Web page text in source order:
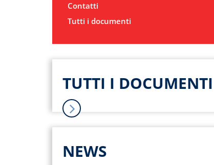
Contatti
Tutti i documenti
TUTTI I DOCUMENTI
NEWS